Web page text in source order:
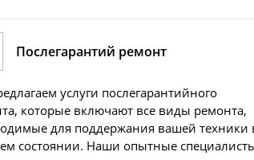
Послегарантий ремонт
услуги послегарантийного
которые включают все виды ремонта,
для поддержания вашей техники
состоянии. Наши опытные